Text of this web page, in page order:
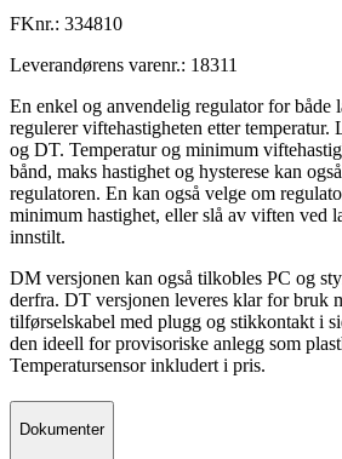
FKnr.: 334810
Leverandørens varenr.: 18311
En enkel og anvendelig regulator for både
regulerer viftehastigheten etter
og DT. Temperatur og minimum
bånd, maks hastighet og hysterese kan
regulatoren. En kan også velge om
minimum hastighet, eller slå av viften ved
innstilt.
DM versjonen kan også tilkobles PC og
derfra. DT versjonen leveres klar for bruk
tilførselskabel med plugg og stikkontakt i
den ideell for provisoriske anlegg som
Temperatursensor inkludert i pris.
Dokumenter